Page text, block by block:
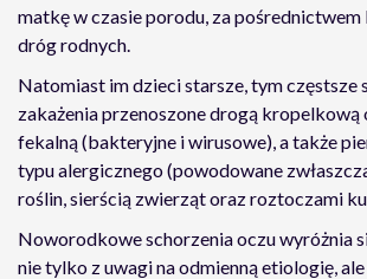
matkę w czasie porodu, za pośrednictwem
dróg rodnych.
Natomiast im dzieci starsze, tym częstsze
zakażenia przenoszone drogą kropelkową
fekalną (bakteryjne i wirusowe), a także
typu alergicznego (powodowane
roślin, sierścią zwierząt oraz roztoczami
Noworodkowe schorzenia oczu wyróżnia
nie tylko z uwagi na odmienną etiologię,